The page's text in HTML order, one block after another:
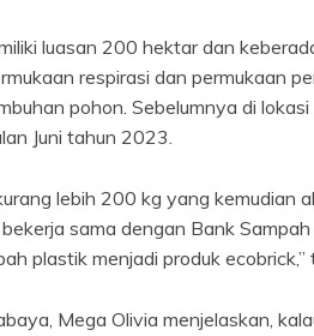
luasan 200 hektar dan
respirasi dan permukaan
pohon. Sebelumnya di
Juni tahun 2023.
lebih 200 kg yang kemudian
sama dengan Bank
plastik menjadi produk ecobrick,”
Mega Olivia menjelaskan,